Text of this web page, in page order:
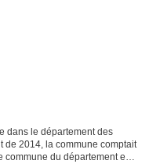
dans le département des
de 2014, la commune comptait
commune du département en